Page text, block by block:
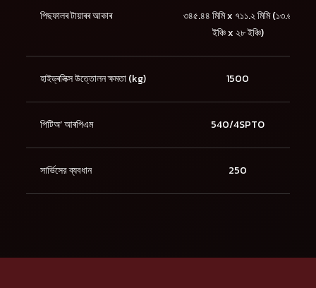
পিছফালৰ টায়াৰৰ আকাৰ
৩৪৫.৪৪ মিমি x ৭১১.২ মিমি (১৩.৬
ইঞ্চি x ২৮ ইঞ্চি)
হাইড্ৰলিক্স উত্তোলন ক্ষমতা (kg) 1500
পিটিঅ’ আৰপিএম 540/4SPTO
সার্ভিসের ব্যবধান 250